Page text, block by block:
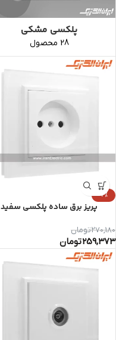
پلکسی مشکی
28 محصول
-4%
پریز برق ساده پلکسی سفید
270,180تومان
259,373تومان